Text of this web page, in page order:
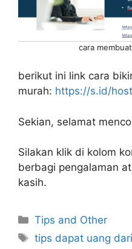
cara
berikut ini link cara
murah: https://s.id/
Sekian, selamat
Silakan klik di kolom
berbagi pengalaman
kasih.
Categories
Tips and Other
Tags
tips dapat uang